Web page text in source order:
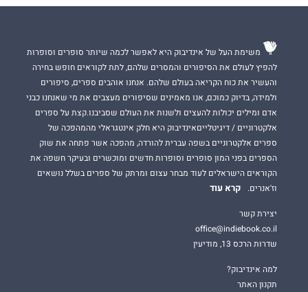
משימת העל של אינדיבוק היא לאפשר לכמה שיותר סופרים וסופרות
להפיץ לעולם את הסיפורים והמסרים שלהם, לתת לקוראים חופש בחירה
והעשיר את כוח הקריאה בעולם שלהם. אנחנו אוהבים ספרים, סיפורים
ולמידה, בדיוק כמוכם, אנו מאמינים שסיפורים מעצבים את מי שאנחנו כבני
אדם ומילים יכולות להעצים ולשנות את העולם שסביבנו.קצת על ספרים
אלקטרוניים / דיגיטלייםאינדיבוק היא חלק אינטגראלי מהמהפכה של
ספרים אלקטרוניים בשפה עברית להורדה, מהפכה אשר פתחה את שוק
הספרים בפני המון סופרים וסופרות חדשים ומוכשרים ובעיקר חשפה את
הקוראים הישראלים לעוד מבחר עצום ומרתק של ספרים בשלל נושאים
וז'אנרים.
קרא עוד
יצירת קשר
office@indiebook.co.il
שדרות הרכס 13, מודיעין
למה אינדיבוק?
תקנון האתר